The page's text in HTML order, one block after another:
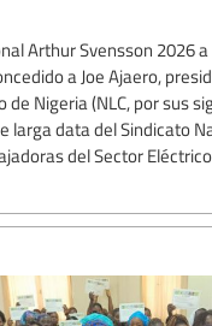
Arthur Svensson 2026
a Joe Ajaero,
de Nigeria (NLC, por sus
larga data del Sindicato
del Sector